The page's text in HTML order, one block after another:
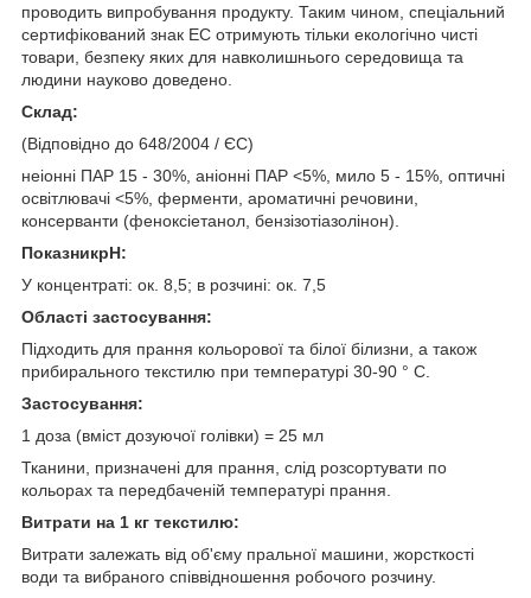
проводить випробування продукту. Таким чином, спеціальний
сертифікований знак EC отримують тільки екологічно чисті
товари, безпеку яких для навколишнього середовища та
людини науково доведено.
Склад:
(Відповідно до 648/2004 / ЄС)
неіонні ПАР 15 - 30%, аніонні ПАР <5%, мило 5 - 15%, оптичні
освітлювачі <5%, ферменти, ароматичні речовини,
консерванти (феноксіетанол, бензізотіазолінон).
ПоказникpH:
У концентраті: ок. 8,5; в розчині: ок. 7,5
Області застосування:
Підходить для прання кольорової та білої білизни, а також
прибирального текстилю при температурі 30-90 ° С.
Застосування:
1 доза (вміст дозуючої голівки) = 25 мл
Тканини, призначені для прання, слід розсортувати по
кольорах та передбаченій температурі прання.
Витрати на 1 кг текстилю:
Витрати залежать від об'єму пральної машини, жорсткості
води та вибраного співвідношення робочого розчину.